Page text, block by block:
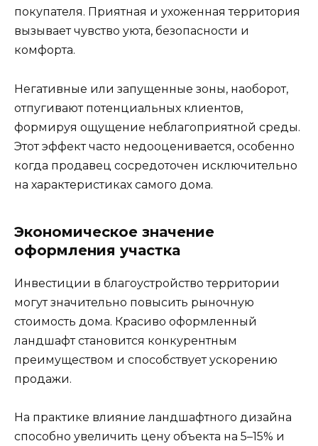
покупателя. Приятная и ухоженная территория
вызывает чувство уюта, безопасности и
комфорта.
Негативные или запущенные зоны, наоборот,
отпугивают потенциальных клиентов,
формируя ощущение неблагоприятной среды.
Этот эффект часто недооценивается, особенно
когда продавец сосредоточен исключительно
на характеристиках самого дома.
Экономическое значение
оформления участка
Инвестиции в благоустройство территории
могут значительно повысить рыночную
стоимость дома. Красиво оформленный
ландшафт становится конкурентным
преимуществом и способствует ускорению
продажи.
На практике влияние ландшафтного дизайна
способно увеличить цену объекта на 5–15% и